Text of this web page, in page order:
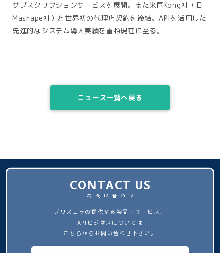
サブスクリプションサービスを展開。また米国Kong社（旧
Mashape社）と世界初の代理店契約を締結。APIを活用した
先進的なシステム導入実績を重ね現在に至る。
ニュース一覧へ戻る
CONTACT US
お問い合わせ
ブリスコラの提供する製品・サービス、
APIビジネスについては
こちらからお問い合わせ下さい。